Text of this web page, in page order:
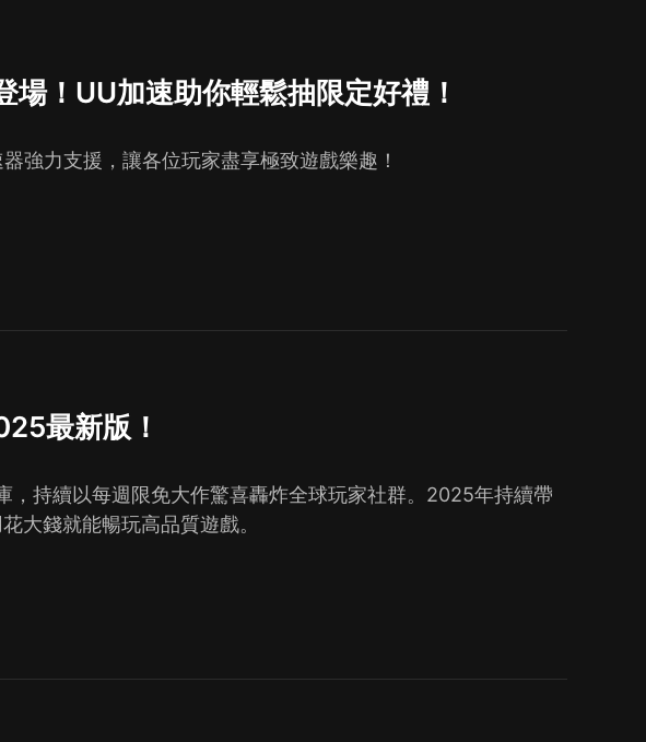
！UU加速助你輕鬆抽限定好禮！
強力支援，讓各位玩家盡享極致遊戲樂趣！
最新版！
，持續以每週限免大作驚喜轟炸全球玩家社群。2025年持續帶
大錢就能暢玩高品質遊戲。